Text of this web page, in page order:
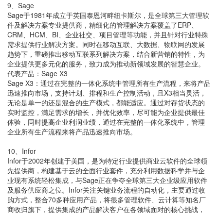
9、Sage
Sage于1981年成立于英国泰恩河畔纽卡斯尔，是全球第三大管理软
件及解决方案专业提供商，精细化的管理解决方案覆盖了ERP、
CRM、HCM、BI、企业社交、项目管理等功能，并且针对行业特殊
需求提供行业解决方案。同时在移动互联、大数据、物联网的发展
趋势下，重磅推出移动互联系列解决方案，结合新营销的特性，为
企业提供更多元化的服务，致力成为推动新领域发展的智慧企业。
代表产品：Sage X3
Sage X3：通过在完整的一体化系统中管理所有生产流程，来将产品
迅速推向市场，支持计划、排程和生产控制活动，且X3相当灵活，
无论是单一的还是混合的生产模式，都能适应。通过对存货状态的
实时监控，满足需求的增长，并优化效率，尽可能为企业提供最佳
体验，同时提高企业利润业绩，通过在完整的一体化系统中，管理
企业所有生产流程来将产品迅速推向市场。
10、Infor
Infor于2002年创建于美国，是为特定行业提供商业云软件的全球领
先提供商，构建基于云的全面行业套件，充分利用数据科学并与企
业现有系统轻松集成，与Sage正在争夺全球第三大企业级应用软件
及服务供应商之位。Infor关注关键业务流程的自动化，主要通过收
购方式，整合70多种应用产品，将很多管理软件、云计算等知名厂
商收归旗下，提供集成的产品解决客户在各领域面对的核心挑战，